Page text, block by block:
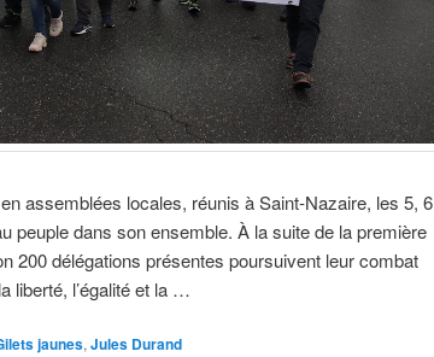
assemblées locales, réunis à Saint-Nazaire, les 5, 6
peuple dans son ensemble. À la suite de la première
200 délégations présentes poursuivent leur combat
liberté, l’égalité et la …
jaunes, Jules Durand